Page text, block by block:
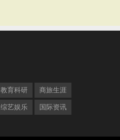
教育科研 商旅生涯
综艺娱乐 国际资讯